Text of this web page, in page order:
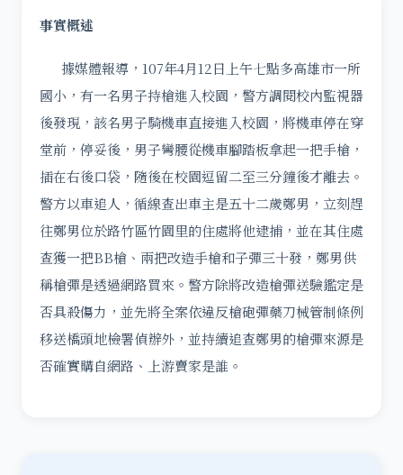
事實概述
據媒體報導，107年4月12日上午七點多高雄市一所
國小，有一名男子持槍進入校園，警方調閱校內監視器
後發現，該名男子騎機車直接進入校園，將機車停在穿
堂前，停妥後，男子彎腰從機車腳踏板拿起一把手槍，
插在右後口袋，隨後在校園逗留二至三分鐘後才離去。
警方以車追人，循線查出車主是五十二歲鄭男，立刻趕
往鄭男位於路竹區竹園里的住處將他逮捕，並在其住處
查獲一把BB槍、兩把改造手槍和子彈三十發，鄭男供
稱槍彈是透過網路買來。警方除將改造槍彈送驗鑑定是
否具殺傷力，並先將全案依違反槍砲彈藥刀械管制條例
移送橋頭地檢署偵辦外，並持續追查鄭男的槍彈來源是
否確實購自網路、上游賣家是誰。